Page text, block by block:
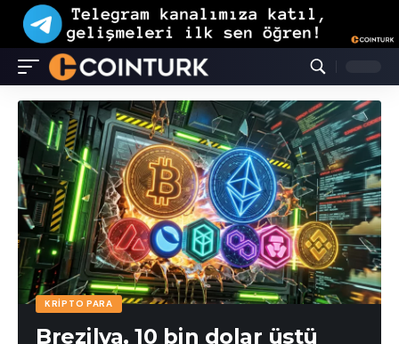
KRIPTO PARA
Brezilya, 10 bin dolar üstü